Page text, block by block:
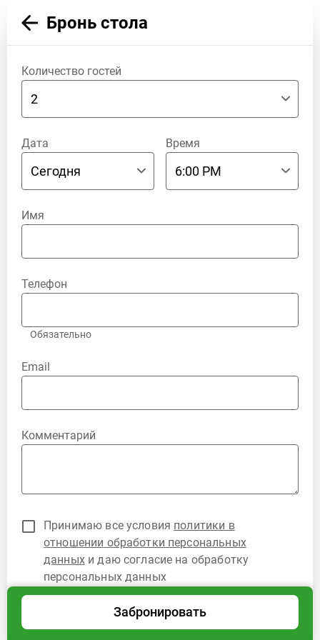
Бронь стола
Количество гостей
Дата Время
Имя
Телефон
Обязательно
Email
Комментарий
Принимаю все условия политики в
отношении обработки персональных
данныхи даю согласие на обработку
персональных данных
Забронировать